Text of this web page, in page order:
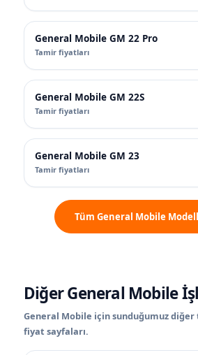
General Mobile GM 22 Pro
Tamir fiyatları
General Mobile GM 22S
Tamir fiyatları
General Mobile GM 23
Tamir fiyatları
Tüm General Mobile
Diğer General Mobile
General Mobile için sunduğumuz
fiyat sayfaları.